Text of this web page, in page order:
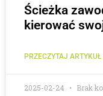
Ścieżka
kierować
PRZECZYTAJ ARTYKUŁ
2025-02-24 Brak